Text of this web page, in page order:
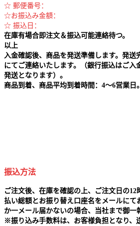
☆ 郵便番号：
☆お振込み金額：
☆ 振込日：
在庫有場合即注文＆振込可能連絡待つ。
以上
入金確認後、商品を発送準備します。発送
にてご連絡いたします。（銀行振込はご入
発送となります）。
商品到着、商品平均到着時間：4～6営業日。
振込方法
ご注文後、在庫を確認の上、ご注文日の
払い総額とお振り替え口座名をメールにて
か一メール届かないの場合、当社まで御一
※振り込み手数料は、お客様負担となり、